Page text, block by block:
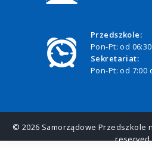
Przedszkole:
Pon-Pt: od
Sekretariat:
Pon-Pt: od 7:00
© 2026 Samorządowe Przedszkole
reserved.